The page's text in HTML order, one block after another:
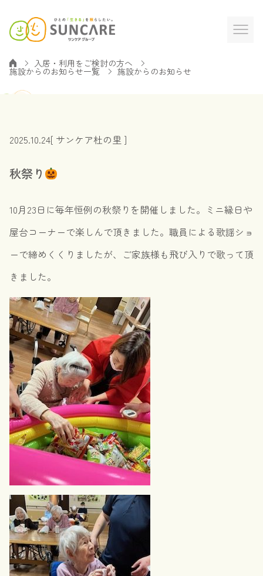
入居・利用をご検討の方へ
施設からのお知らせ一覧 施設からのお知らせ
2025.10.24[ サンケア杜の里 ]
秋祭り
10月23日に毎年恒例の秋祭りを開催しました。ミニ縁日や
屋台コーナーで楽しんで頂きました。職員による歌謡ショ
ーで締めくくりましたが、ご家族様も飛び入りで歌って頂
きました。